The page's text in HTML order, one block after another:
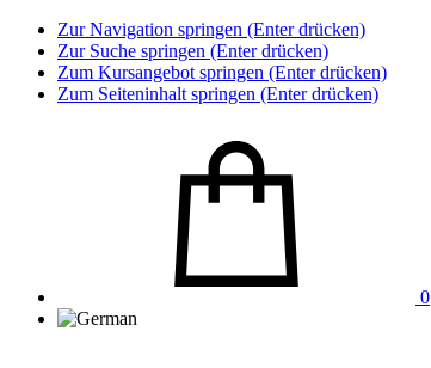
Zur Navigation springen (Enter drücken)
Zur Suche springen (Enter drücken)
Zum Kursangebot springen (Enter drücken)
Zum Seiteninhalt springen (Enter drücken)
0